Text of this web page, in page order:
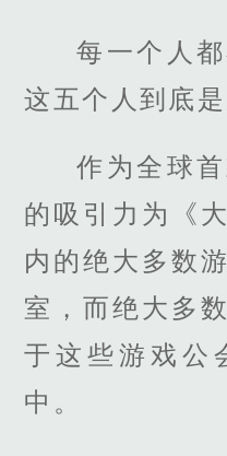
每一个人
这五个人到底
作为全球
的吸引力为《
内的绝大多数
室，而绝大多
于这些游戏公
中。